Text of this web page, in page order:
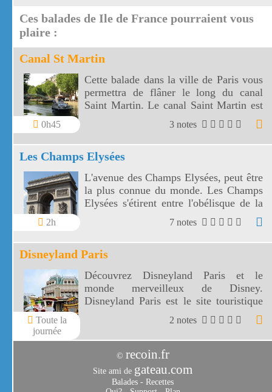
Ces balades de Ile de France pourraient vous
plaire :
Canal St Martin
0h45
Cette balade dans la ville de Paris vous
permettra de flâner le long du canal
Saint Martin. Le canal Saint Martin est
un lieu paisible avec ses bateaux, ses
ponts, ses passerelles et ses écluses.
3 notes
Les Champs Elysées
2h
L'avenue des Champs Elysées, peut être
la plus connue du monde. Les Champs
Elysées s'étirent entre l'obélisque de la
Concorde et l'arc de Triomphe de
7 notes
Disneyland Paris
Toute la
journée
Découvrez Disneyland Paris et le
monde merveilleux de Disney.
Disneyland Paris est le site touristique
le plus visité en Europe.
2 notes
© recoin.fr
Site ami de gateau.com
Balades - Recettes